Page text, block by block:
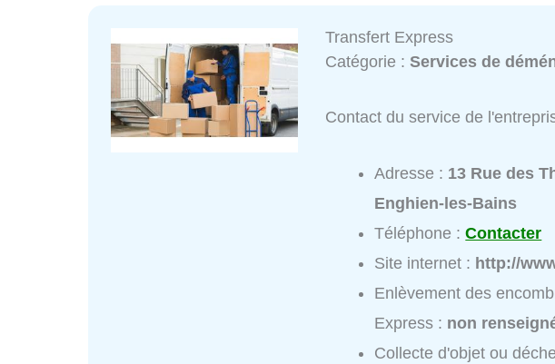
Transfert Express
Catégorie :Services de
Contact du service de
Adresse : 13 Rue des
Enghien-les-Bains
Téléphone :Contacter
Site internet : http://
Enlèvement des
Express : non
Collecte d'objet ou